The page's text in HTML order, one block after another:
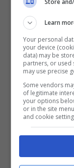
da Jovana è
bellezza ed i
apprezzato
impossibile
dal post.
Store
Learn
Your personal
your device
data) may be
partners, or used
may use precise
Some vendors
of legitimate
your options
or in the site
and cookie